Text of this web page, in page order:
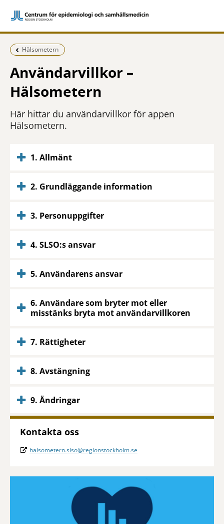
Föregående sida:
Hälsometern
Användarvillkor –
Hälsometern
Här hittar du användarvillkor för appen
Hälsometern.
1. Allmänt
2. Grundläggande information
3. Personuppgifter
4. SLSO:s ansvar
5. Användarens ansvar
6. Användare som bryter mot eller
misstänks bryta mot användarvillkoren
7. Rättigheter
8. Avstängning
9. Ändringar
Kontakta oss
halsometern.slso@regionstockholm.se